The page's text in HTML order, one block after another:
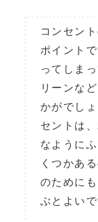
コンセン
ポイント
ってしま
リーンな
かがでし
セントは
なように
くつかあ
のために
ぶとよいで